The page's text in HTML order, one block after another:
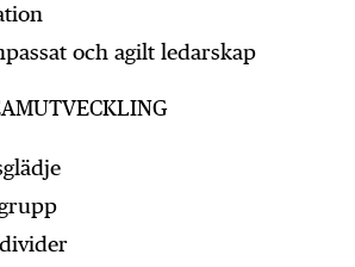
och agilt ledarskap